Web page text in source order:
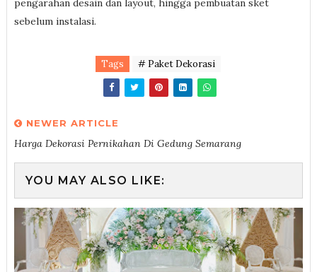
pengarahan desain dan layout, hingga pembuatan sket
sebelum instalasi.
Tags # Paket Dekorasi
NEWER ARTICLE
Harga Dekorasi Pernikahan Di Gedung Semarang
YOU MAY ALSO LIKE: